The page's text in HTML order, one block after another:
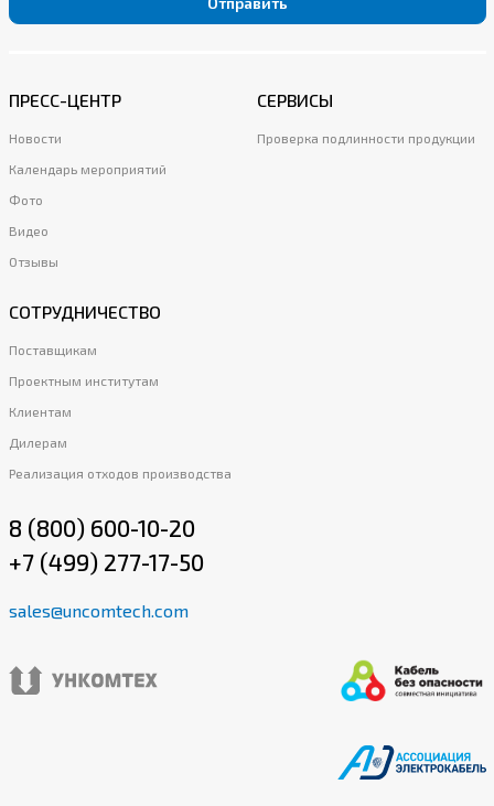
ПРЕСС-ЦЕНТР
Новости
Календарь мероприятий
Фото
Видео
Отзывы
СЕРВИСЫ
Проверка подлинности продукции
СОТРУДНИЧЕСТВО
Поставщикам
Проектным институтам
Клиентам
Дилерам
Реализация отходов производства
8 (800) 600-10-20
+7 (499) 277-17-50
sales@uncomtech.com